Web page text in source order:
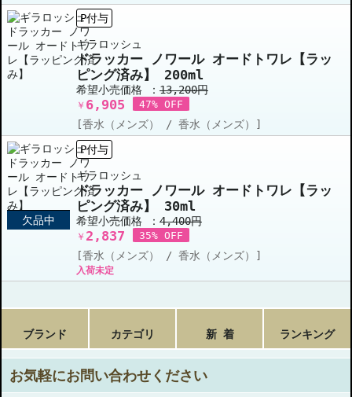
P付与
ギラロッシュ
ドラッカー ノワール オードトワレ【ラッ
ピング済み】 200ml
希望小売価格 ： 13,200円
￥ 6,905 47% OFF
[香水（メンズ） / 香水（メンズ）]
欠品中
P付与
ギラロッシュ
ドラッカー ノワール オードトワレ【ラッ
ピング済み】 30ml
希望小売価格 ： 4,400円
￥ 2,837 35% OFF
[香水（メンズ） / 香水（メンズ）]
入荷未定
ブランド カテゴリ 新 着 ランキング
お気軽にお問い合わせください